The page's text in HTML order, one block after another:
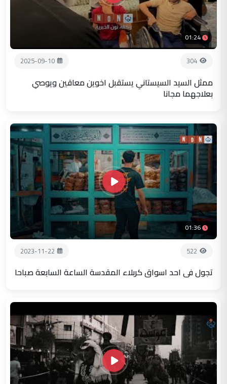
01:24
304
2025-09-10
ممثل السيد السيستاني يستقبل اخوين معاقين ويوصي
بعلاجهما مجانا
01:36
522
2023-11-22
تجول في احد اسواق كربلاء المقدسة الساعة السابعة صباحا